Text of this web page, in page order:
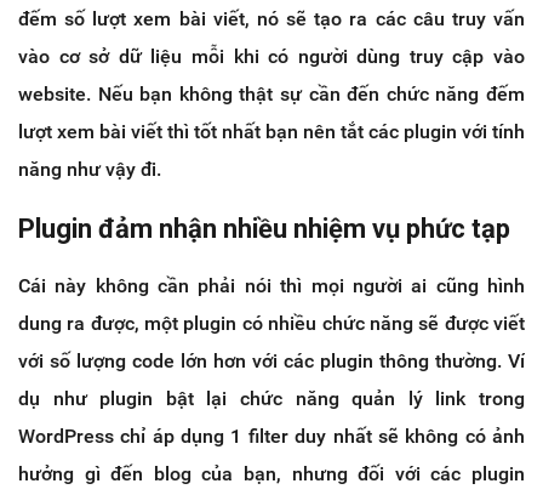
đếm số lượt xem bài viết, nó sẽ tạo ra các câu truy vấn
vào cơ sở dữ liệu mỗi khi có người dùng truy cập vào
website. Nếu bạn không thật sự cần đến chức năng đếm
lượt xem bài viết thì tốt nhất bạn nên tắt các plugin với tính
năng như vậy đi.
Plugin đảm nhận nhiều nhiệm vụ phức tạp
Cái này không cần phải nói thì mọi người ai cũng hình
dung ra được, một plugin có nhiều chức năng sẽ được viết
với số lượng code lớn hơn với các plugin thông thường. Ví
dụ như plugin bật lại chức năng quản lý link trong
WordPress chỉ áp dụng 1 filter duy nhất sẽ không có ảnh
hưởng gì đến blog của bạn, nhưng đối với các plugin